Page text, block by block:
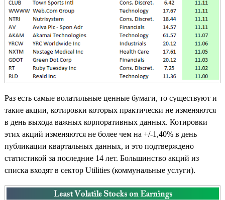
Раз есть самые волатильные ценные бумаги, то существуют и
такие акции, котировки которых практически не изменяются
в день выхода важных корпоративных данных. Котировки
этих акций изменяются не более чем на +/-1,40% в день
публикации квартальных данных, и это подтверждено
статистикой за последние 14 лет. Большинство акций из
списка входят в сектор Utilities (коммунальные услуги).